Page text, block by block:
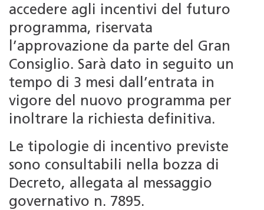
accedere agli incentivi del futuro
programma, riservata
l’approvazione da parte del Gran
Consiglio. Sarà dato in seguito un
tempo di 3 mesi dall’entrata in
vigore del nuovo programma per
inoltrare la richiesta definitiva.
Le tipologie di incentivo previste
sono consultabili nella bozza di
Decreto, allegata al messaggio
governativo n. 7895.